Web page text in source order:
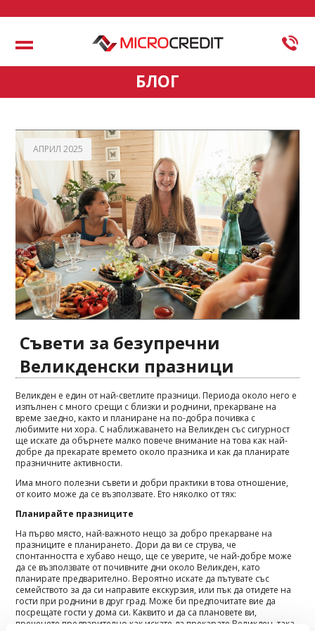
Меню
БЛОГ
АПРИЛ 2025
Съвети за безупречни
Великденски празници
Великден е един от най-светлите празници. Периода около него е
изпълнен с много срещи с близки и роднини, прекарване на
време заедно, както и планиране на по-добра почивка с
любимите ни хора. С наближаването на Великден със сигурност
ще искате да обърнете малко повече внимание на това как най-
добре да прекарате времето около празника и как да планирате
празничните активности.
Има много полезни съвети и добри практики в това отношение,
от които може да се възползвате. Ето няколко от тях:
Планирайте празниците
На първо място, най-важното нещо за добро прекарване на
празниците е планирането. Дори да ви се струва, че
спонтанността е хубаво нещо, ще се уверите, че най-добре може
да се възползвате от почивните дни около Великден, като
планирате предварително. Вероятно искате да пътувате със
семейството за да си направите екскурзия, или пък да отидете на
гости при роднини в друг град. Може би предпочитате вие да
посрещате гости у дома си. Каквито и да са плановете ви,
преценете предварително как искате да прекарате Великден, така